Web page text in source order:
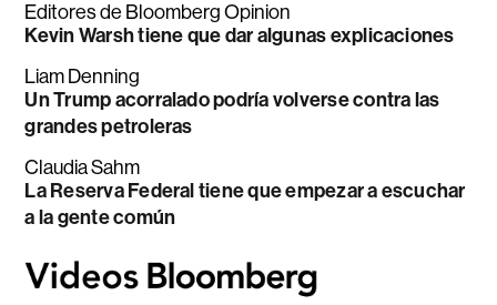
Editores de Bloomberg Opinion
Kevin Warsh tiene que dar algunas explicaciones
Liam Denning
Un Trump acorralado podría volverse contra las
grandes petroleras
Claudia Sahm
La Reserva Federal tiene que empezar a escuchar
a la gente común